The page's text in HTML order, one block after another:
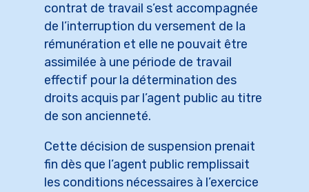
contrat de travail s’est accompagnée
de l’interruption du versement de la
rémunération et elle ne pouvait être
assimilée à une période de travail
effectif pour la détermination des
droits acquis par l’agent public au titre
de son ancienneté.
Cette décision de suspension prenait
fin dès que l’agent public remplissait
les conditions nécessaires à l’exercice